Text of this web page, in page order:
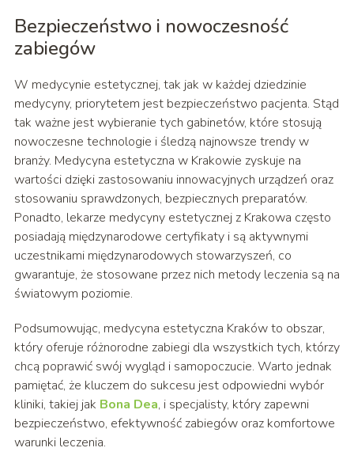
Bezpieczeństwo i nowoczesność
zabiegów
W medycynie estetycznej, tak jak w każdej dziedzinie
medycyny, priorytetem jest bezpieczeństwo pacjenta. Stąd
tak ważne jest wybieranie tych gabinetów, które stosują
nowoczesne technologie i śledzą najnowsze trendy w
branży. Medycyna estetyczna w Krakowie zyskuje na
wartości dzięki zastosowaniu innowacyjnych urządzeń oraz
stosowaniu sprawdzonych, bezpiecznych preparatów.
Ponadto, lekarze medycyny estetycznej z Krakowa często
posiadają międzynarodowe certyfikaty i są aktywnymi
uczestnikami międzynarodowych stowarzyszeń, co
gwarantuje, że stosowane przez nich metody leczenia są na
światowym poziomie.
Podsumowując, medycyna estetyczna Kraków to obszar,
który oferuje różnorodne zabiegi dla wszystkich tych, którzy
chcą poprawić swój wygląd i samopoczucie. Warto jednak
pamiętać, że kluczem do sukcesu jest odpowiedni wybór
kliniki, takiej jak Bona Dea, i specjalisty, który zapewni
bezpieczeństwo, efektywność zabiegów oraz komfortowe
warunki leczenia.